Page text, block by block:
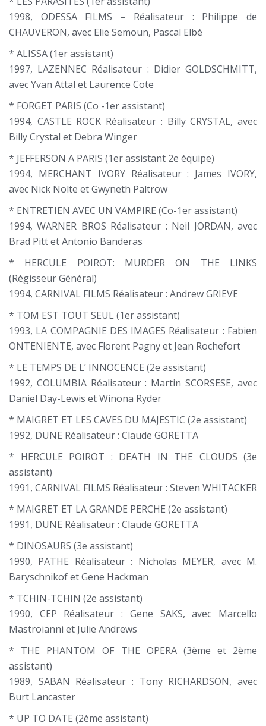
1998, ODESSA FILMS – Réalisateur : Philippe de
CHAUVERON, avec Elie Semoun, Pascal Elbé
* ALISSA (1er assistant)
1997, LAZENNEC Réalisateur : Didier GOLDSCHMITT,
avec Yvan Attal et Laurence Cote
* FORGET PARIS (Co -1er assistant)
1994, CASTLE ROCK Réalisateur : Billy CRYSTAL, avec
Billy Crystal et Debra Winger
* JEFFERSON A PARIS (1er assistant 2e équipe)
1994, MERCHANT IVORY Réalisateur : James IVORY,
avec Nick Nolte et Gwyneth Paltrow
* ENTRETIEN AVEC UN VAMPIRE (Co-1er assistant)
1994, WARNER BROS Réalisateur : Neil JORDAN, avec
Brad Pitt et Antonio Banderas
* HERCULE POIROT: MURDER ON THE LINKS
(Régisseur Général)
1994, CARNIVAL FILMS Réalisateur : Andrew GRIEVE
* TOM EST TOUT SEUL (1er assistant)
1993, LA COMPAGNIE DES IMAGES Réalisateur : Fabien
ONTENIENTE, avec Florent Pagny et Jean Rochefort
* LE TEMPS DE L’ INNOCENCE (2e assistant)
1992, COLUMBIA Réalisateur : Martin SCORSESE, avec
Daniel Day-Lewis et Winona Ryder
* MAIGRET ET LES CAVES DU MAJESTIC (2e assistant)
1992, DUNE Réalisateur : Claude GORETTA
* HERCULE POIROT : DEATH IN THE CLOUDS (3e
assistant)
1991, CARNIVAL FILMS Réalisateur : Steven WHITACKER
* MAIGRET ET LA GRANDE PERCHE (2e assistant)
1991, DUNE Réalisateur : Claude GORETTA
* DINOSAURS (3e assistant)
1990, PATHE Réalisateur : Nicholas MEYER, avec M.
Baryschnikof et Gene Hackman
* TCHIN-TCHIN (2e assistant)
1990, CEP Réalisateur : Gene SAKS, avec Marcello
Mastroianni et Julie Andrews
* THE PHANTOM OF THE OPERA (3ème et 2ème
assistant)
1989, SABAN Réalisateur : Tony RICHARDSON, avec
Burt Lancaster
* UP TO DATE (2ème assistant)